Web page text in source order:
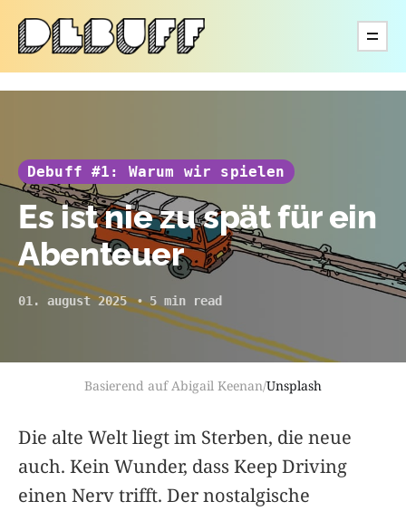
Debuff #1: Warum wir spielen
Es ist nie zu spät für ein
Abenteuer
01. august 2025 5 min read
Basierend auf Abigail Keenan/Unsplash
Die alte Welt liegt im Sterben, die neue
auch. Kein Wunder, dass Keep Driving
einen Nerv trifft. Der nostalgische